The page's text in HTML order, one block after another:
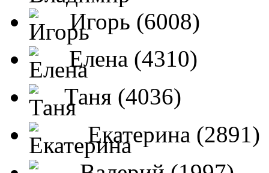
Игорь (6008)
Елена (4310)
Таня (4036)
Екатерина (2891)